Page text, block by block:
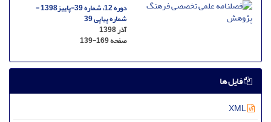
دوره 12، شماره 39-پاییز1398 -
شماره پیاپی 39
آذر 1398
صفحه139-169
فایل ها